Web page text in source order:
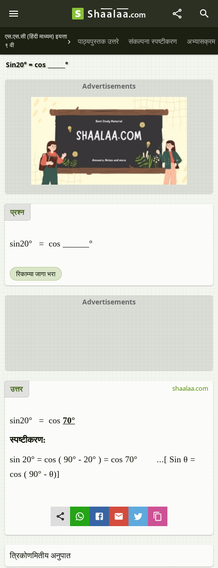
एस.एस.सी (हिंदी माध्यम) इयत्ता
९ वी
पाठ्यपुस्तक उत्तरे संकल्पना स्पष्टीकरण अभ्यासक्रम
Sin20° = cos ______°
Advertisements
प्रश्न
sin20° = cos ______°
रिकाम्या जागा भरा
Advertisements
उत्तर
sin20° = cos 70°
स्पष्टीकरण:
sin 20° = cos ( 90° - 20° ) = cos 70° ...[ Sin θ =
cos ( 90° - θ)]
shaalaa.com
त्रिकोणमितीय अनुपात